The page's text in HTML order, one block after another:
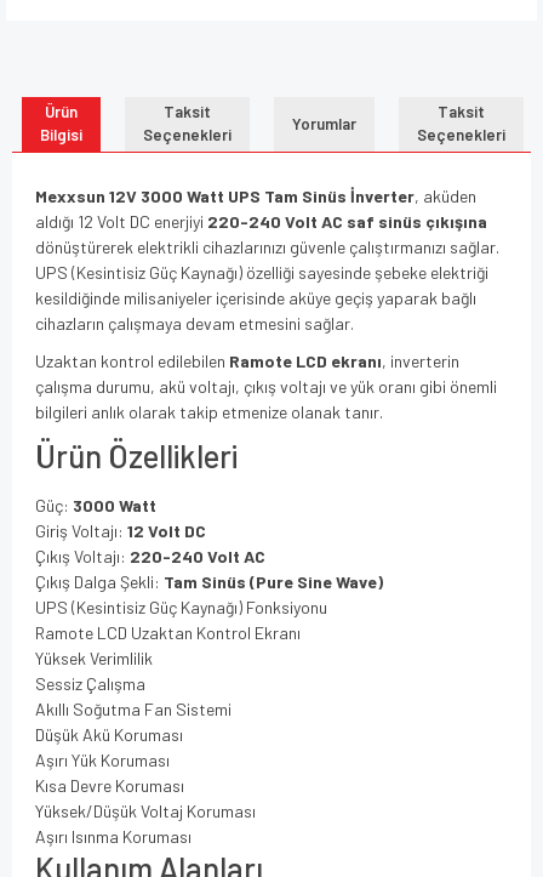
Ürün
Bilgisi
Taksit
Seçenekleri
Yorumlar
Taksit
Seçenekleri
Mexxsun 12V 3000 Watt UPS Tam Sinüs İnverter, aküden
aldığı 12 Volt DC enerjiyi 220-240 Volt AC saf sinüs çıkışına
dönüştürerek elektrikli cihazlarınızı güvenle çalıştırmanızı sağlar.
UPS (Kesintisiz Güç Kaynağı) özelliği sayesinde şebeke elektriği
kesildiğinde milisaniyeler içerisinde aküye geçiş yaparak bağlı
cihazların çalışmaya devam etmesini sağlar.
Uzaktan kontrol edilebilen Ramote LCD ekranı, inverterin
çalışma durumu, akü voltajı, çıkış voltajı ve yük oranı gibi önemli
bilgileri anlık olarak takip etmenize olanak tanır.
Ürün Özellikleri
Güç: 3000 Watt
Giriş Voltajı: 12 Volt DC
Çıkış Voltajı: 220-240 Volt AC
Çıkış Dalga Şekli: Tam Sinüs (Pure Sine Wave)
UPS (Kesintisiz Güç Kaynağı) Fonksiyonu
Ramote LCD Uzaktan Kontrol Ekranı
Yüksek Verimlilik
Sessiz Çalışma
Akıllı Soğutma Fan Sistemi
Düşük Akü Koruması
Aşırı Yük Koruması
Kısa Devre Koruması
Yüksek/Düşük Voltaj Koruması
Aşırı Isınma Koruması
Kullanım Alanları